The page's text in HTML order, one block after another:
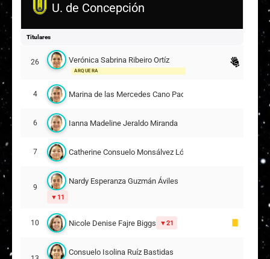
U. de Concepción
Titulares
26 Verónica Sabrina Ribeiro Ortíz
ARQUERA
4 Marina de las Mercedes Cano Pacheco
6 Ianna Madeline Jeraldo Miranda
7 Catherine Consuelo Monsálvez López
9
Nardy Esperanza Guzmán Áviles
11
10 Nicole Denise Fajre Biggs 21
Consuelo Isolina Ruíz Bastidas